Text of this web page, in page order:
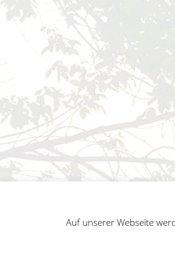
Impressum Datenschutz
Auf unserer Webseite